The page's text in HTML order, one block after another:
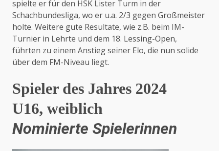
spielte er für den HSK Lister Turm in der
Schachbundesliga, wo er u.a. 2/3 gegen Großmeister
holte. Weitere gute Resultate, wie z.B. beim IM-
Turnier in Lehrte und dem 18. Lessing-Open,
führten zu einem Anstieg seiner Elo, die nun solide
über dem FM-Niveau liegt.
Spieler des Jahres 2024
U16, weiblich
Nominierte Spielerinnen